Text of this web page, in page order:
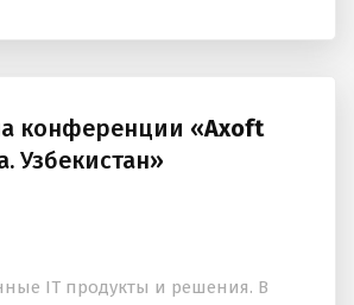
конференции «Axoft
Узбекистан»
IT продукты и решения. В